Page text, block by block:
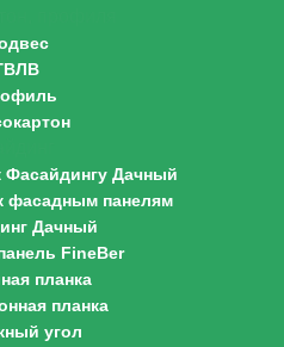
Фасайдингу Дачный
фасадным панелям
Дачный
FineBer
планка
планка
угол